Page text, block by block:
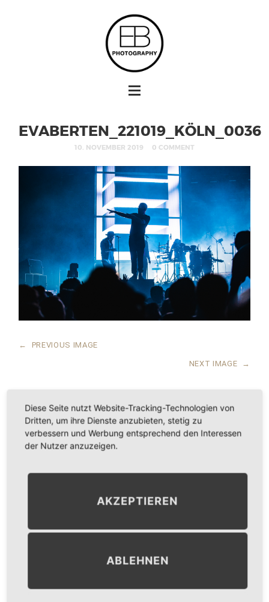
EVABERTEN_221019_KÖLN_0036
10. NOVEMBER 2019 0 COMMENT
← PREVIOUS IMAGE
NEXT IMAGE →
LEAVE A COMMENT
Diese Seite nutzt Website-Tracking-Technologien von
Dritten, um ihre Dienste anzubieten, stetig zu
verbessern und Werbung entsprechend den Interessen
der Nutzer anzuzeigen.
AKZEPTIEREN
ABLEHNEN